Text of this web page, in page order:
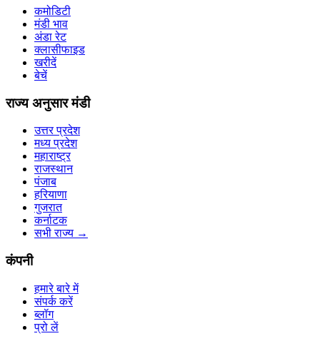
कमोडिटी
मंडी भाव
अंडा रेट
क्लासीफाइड
खरीदें
बेचें
राज्य अनुसार मंडी
उत्तर प्रदेश
मध्य प्रदेश
महाराष्ट्र
राजस्थान
पंजाब
हरियाणा
गुजरात
कर्नाटक
सभी राज्य →
कंपनी
हमारे बारे में
संपर्क करें
ब्लॉग
प्रो लें